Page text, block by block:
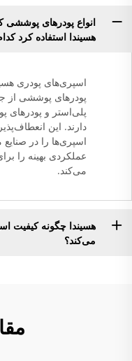
انواع پودرهای پوششی
هسیندا استفاده کرد
اسپری‌های پودری
پودرهای پوششی از
پلی‌استر و
دارند. این
اسپری‌ها را در
عملکردی بهینه را
می‌کند.
هسیندا چگونه کیفیت
می‌کند؟